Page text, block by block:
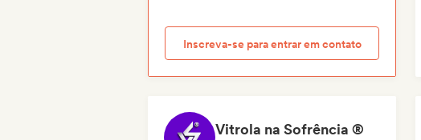
Inscreva-se para entrar em contato
Vitrola na Sofrência ®